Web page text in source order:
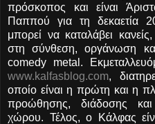
πρόσκοπος και είναι
Παππού για τη δεκαετία
μπορεί να καταλάβει κανείς,
στη σύνθεση, οργάνωση
comedy metal.
www.kalfasblog.com,
οποίο είναι η πρώτη και η
προώθησης, διάδοσης
χώρου. Τέλος, ο Κάλφας